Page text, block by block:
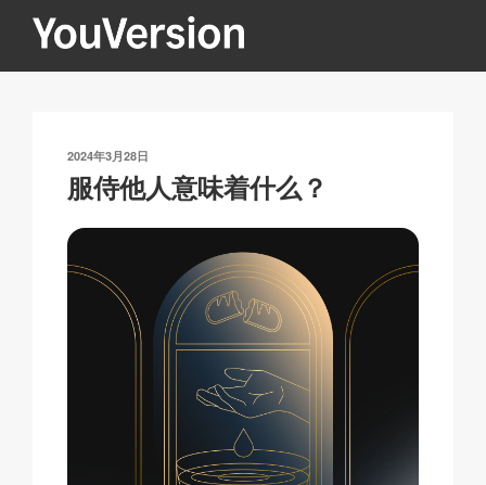
YOUVERSION
Seeking God every day.
发
布
于
2024年3月28日
服侍他人意味着什么？